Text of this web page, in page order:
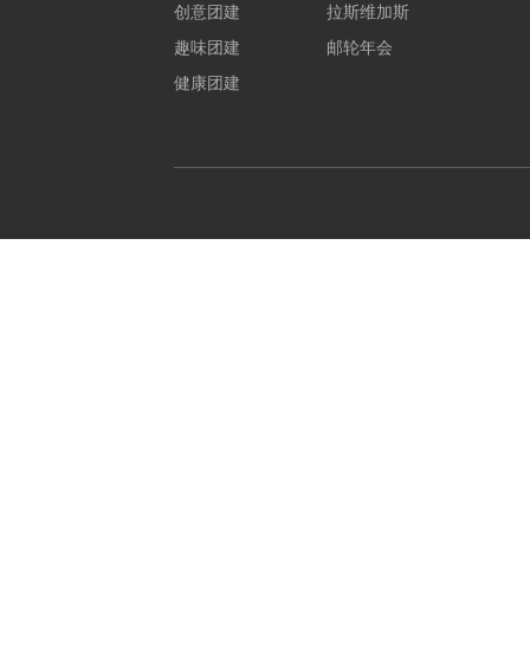
创意团建
趣味团建
健康团建
拉斯维加斯
邮轮年会